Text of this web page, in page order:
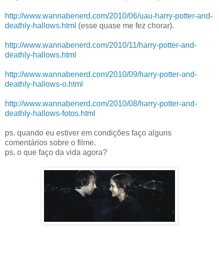
http://www.wannabenerd.com/2010/06/uau-harry-potter-and-
deathly-hallows.html (esse quase me fez chorar).
http://www.wannabenerd.com/2010/11/harry-potter-and-
deathly-hallows.html
http://www.wannabenerd.com/2010/09/harry-potter-and-
deathly-hallows-o.html
http://www.wannabenerd.com/2010/08/harry-potter-and-
deathly-hallows-fotos.html
ps. quando eu estiver em condições faço alguns
comentários sobre o filme.
ps. o que faço da vida agora?